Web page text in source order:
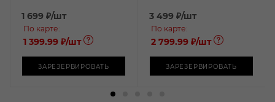
1 699 ₽/шт
По карте:
1 399.99 ₽/шт
ЗАРЕЗЕРВИРОВАТЬ
3 499 ₽/шт
По карте:
2 799.99 ₽/шт
ЗАРЕЗЕРВИРОВАТЬ